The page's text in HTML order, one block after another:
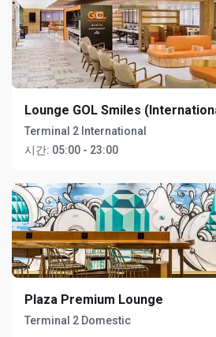
Lounge GOL Smiles
Terminal 2 International
시간: 05:00 - 23:00
Plaza Premium Lounge
Terminal 2 Domestic